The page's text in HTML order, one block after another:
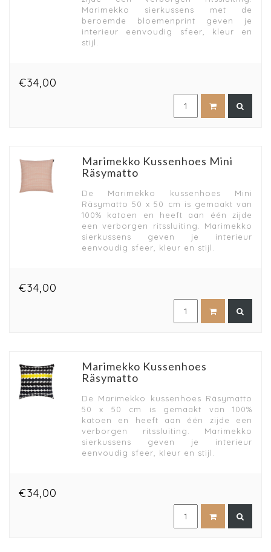
Marimekko sierkussens met de
beroemde bloemenprint geven je
interieur eenvoudig sfeer, kleur en
stijl.
€34,00
Marimekko Kussenhoes Mini
Räsymatto
De Marimekko kussenhoes Mini
Räsymatto 50 x 50 cm is gemaakt van
100% katoen en heeft aan één zijde
een verborgen ritssluiting. Marimekko
sierkussens geven je interieur
eenvoudig sfeer, kleur en stijl.
€34,00
Marimekko Kussenhoes
Räsymatto
De Marimekko kussenhoes Räsymatto
50 x 50 cm is gemaakt van 100%
katoen en heeft aan één zijde een
verborgen ritssluiting. Marimekko
sierkussens geven je interieur
eenvoudig sfeer, kleur en stijl.
€34,00